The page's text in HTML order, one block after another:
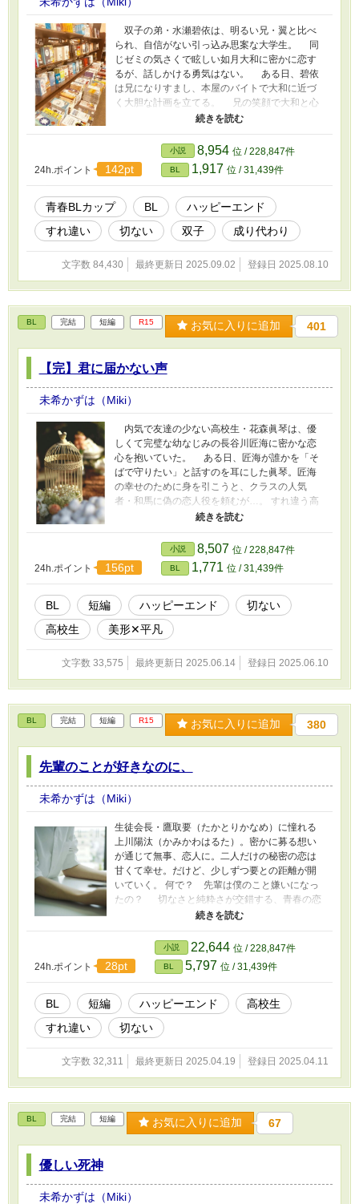
双子の弟・水瀬碧依は、明るい兄・翼と比べ
られ、自信がない引っ込み思案な大学生。 同
じゼミの気さくで眩しい如月大和に密かに恋す
るが、話しかける勇気はない。 ある日、碧依
は兄になりすまし、本屋のバイトで大和に近づ
く大胆な計画を立てる。 兄の笑顔で大和と心
を通わせる碧依だが、嘘の自分に葛藤し……。
甘い青春BLストーリー。 第1回青春BLカップ参
加作品です。 1章 「出会い」が長くなってしま
ったので、前後編に分けました。 2章、3章も長
くなってしまって、分けました。碧依の恋心を
丁寧に書き直しました。（2025/9/2 18:40）
24h.ポイント 142pt
小説 8,954 位 / 228,847件
BL 1,917 位 / 31,439件
青春BLカップ​ BL
ハッピーエンド
すれ違い
切ない 双子 成り代わり
文字数 84,430 最終更新日 2025.09.02 登録日 2025.08.10
BL 完結 短編 R15 お気に入りに追加 401
【完】君に届かない声
未希かずは（Miki）
内気で友達の少ない高校生・花森眞琴は、優
しくて完璧な幼なじみの長谷川匠海に密かな恋
心を抱いていた。 ある日、匠海が誰かを「そ
ばで守りたい」と話すのを耳にした眞琴。匠海
の幸せのために身を引こうと、クラスの人気
者・和馬に偽の恋人役を頼むが…。 すれ違う高
校生二人の不器用な恋のお話です。 執着囲い込
24h.ポイント 156pt
小説 8,507 位 / 228,847件
BL 1,771 位 / 31,439件
BL 短編 ハッピーエンド
切ない
高校生
美形✕平凡
文字数 33,575 最終更新日 2025.06.14 登録日 2025.06.10
BL 完結 短編 R15 お気に入りに追加 380
先輩のことが好きなのに、
未希かずは（Miki）
生徒会長・鷹取要（たかとりかなめ）に憧れる
上川陽汰（かみかわはるた）。密かに募る想い
が通じて無事、恋人に。二人だけの秘密の恋は
甘くて幸せ。だけど、少しずつ要との距離が開
いていく。 何で？ 先輩は僕のこと嫌いになっ
たの？ 切なさと純粋さが交錯する、青春の恋
物語。 《美形✕平凡》のすれ違いの恋になりま
陽汰（高2）書記。泣き虫だけど一生懸命。 夏目
秋良（高2）副会長。陽汰の幼馴染。 5/30日に少
しだけ順番を変えたりしました。内容は変わっ
ていませんが、読み途中の方にはご迷惑をおか
けしました。
24h.ポイント 28pt
小説 22,644 位 / 228,847件
BL 5,797 位 / 31,439件
BL 短編 ハッピーエンド
高校生
すれ違い
切ない
文字数 32,311 最終更新日 2025.04.19 登録日 2025.04.11
BL 完結 短編 お気に入りに追加 67
優しい死神
未希かずは（Miki）